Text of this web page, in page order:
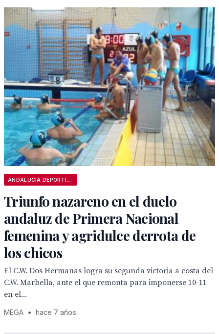
Triunfo nazareno en el duelo
andaluz de Primera Nacional
femenina y agridulce derrota de
los chicos
El C.W. Dos Hermanas logra su segunda victoria a costa del
C.W. Marbella, ante el que remonta para imponerse 10-11
en el...
MEGA • hace 7 años